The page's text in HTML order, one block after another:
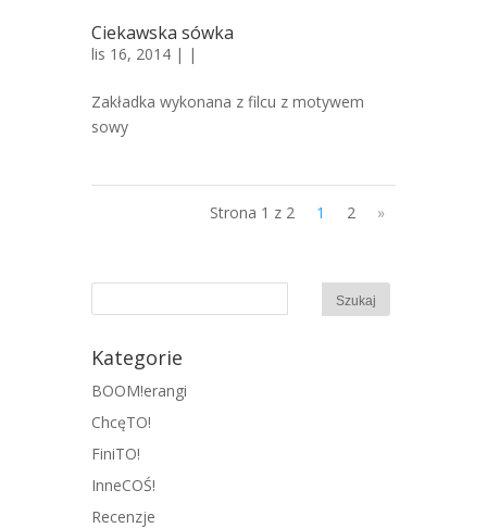
Ciekawska sówka
lis 16, 2014 | |
Zakładka wykonana z filcu z motywem
sowy
Strona 1 z 2 1 2 »
Kategorie
BOOM!erangi
ChcęTO!
FiniTO!
InneCOŚ!
Recenzje